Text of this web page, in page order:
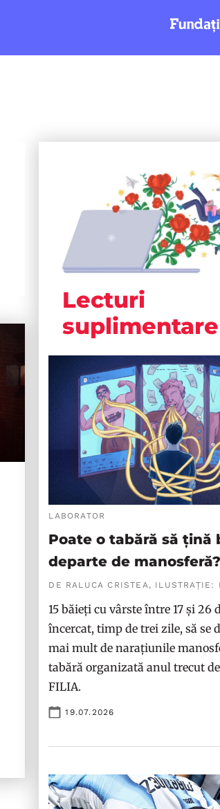
Lecturi
suplimentare
LABORATOR
Poate o tabără să țină
departe de manosferă?
DE RALUCA CRISTEA, ILUSTRAȚIE:
15 băieți cu vârste între 17 și 26
încercat, timp de trei zile, să se
mai mult de narațiunile
tabără organizată anul trecut
FILIA.
19.07.2026